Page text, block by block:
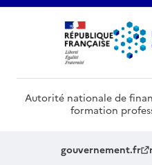
Autorité nationale de
formation
gouvernement.fr